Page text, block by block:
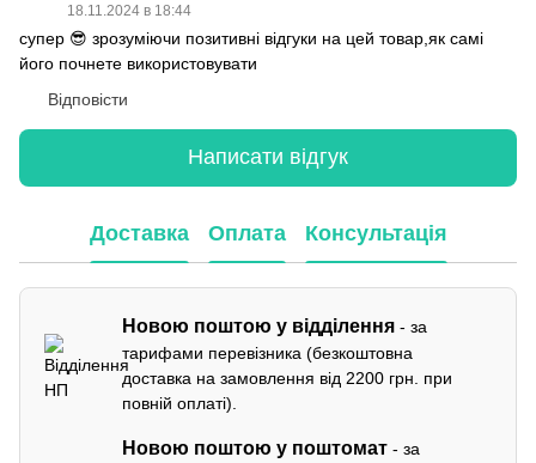
18.11.2024 в 18:44
супер 😎 зрозуміючи позитивні відгуки на цей товар,як самі
його почнете використовувати
Відповісти
Написати відгук
Доставка Оплата Консультація
Новою поштою у відділення - за
тарифами перевізника (безкоштовна
доставка на замовлення від 2200 грн. при
повній оплаті).
Новою поштою у поштомат - за